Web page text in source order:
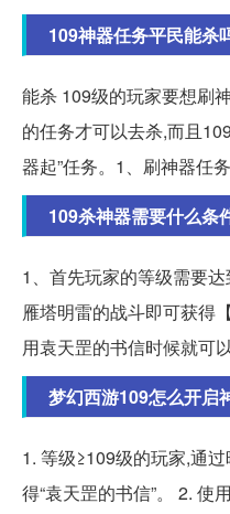
109神器任务平民能杀
能杀 109级的玩家要想刷
的任务才可以去杀,而且
器起”任务。1、刷神器任
109杀神器需要什么条
1、首先玩家的等级需要
雁塔明雷的战斗即可获得
用袁天罡的书信时候就可
梦幻西游109怎么开启
1. 等级≥109级的玩家,通
得“袁天罡的书信”。 2. 使